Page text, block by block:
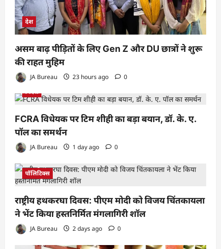
देश
असम बाढ़ पीड़ितों के लिए Gen Z और DU छात्रों ने शुरू
की राहत मुहिम
JA Bureau 23 hours ago
0
विदेश
FCRA विधेयक पर टिम शीही का बड़ा बयान, डॉ. के. ए.
पॉल का समर्थन
JA Bureau 1 day ago 0
पॉलिटिक्स
राष्ट्रीय हथकरघा दिवस: पीएम मोदी को विजय चिंतकायला
ने भेंट किया हस्तनिर्मित मंगलागिरी शॉल
JA Bureau 2 days ago 0